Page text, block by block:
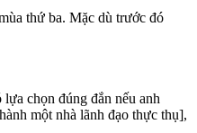
thứ ba. Mặc dù trước đó
chọn đúng đắn nếu anh
một nhà lãnh đạo thực thụ],